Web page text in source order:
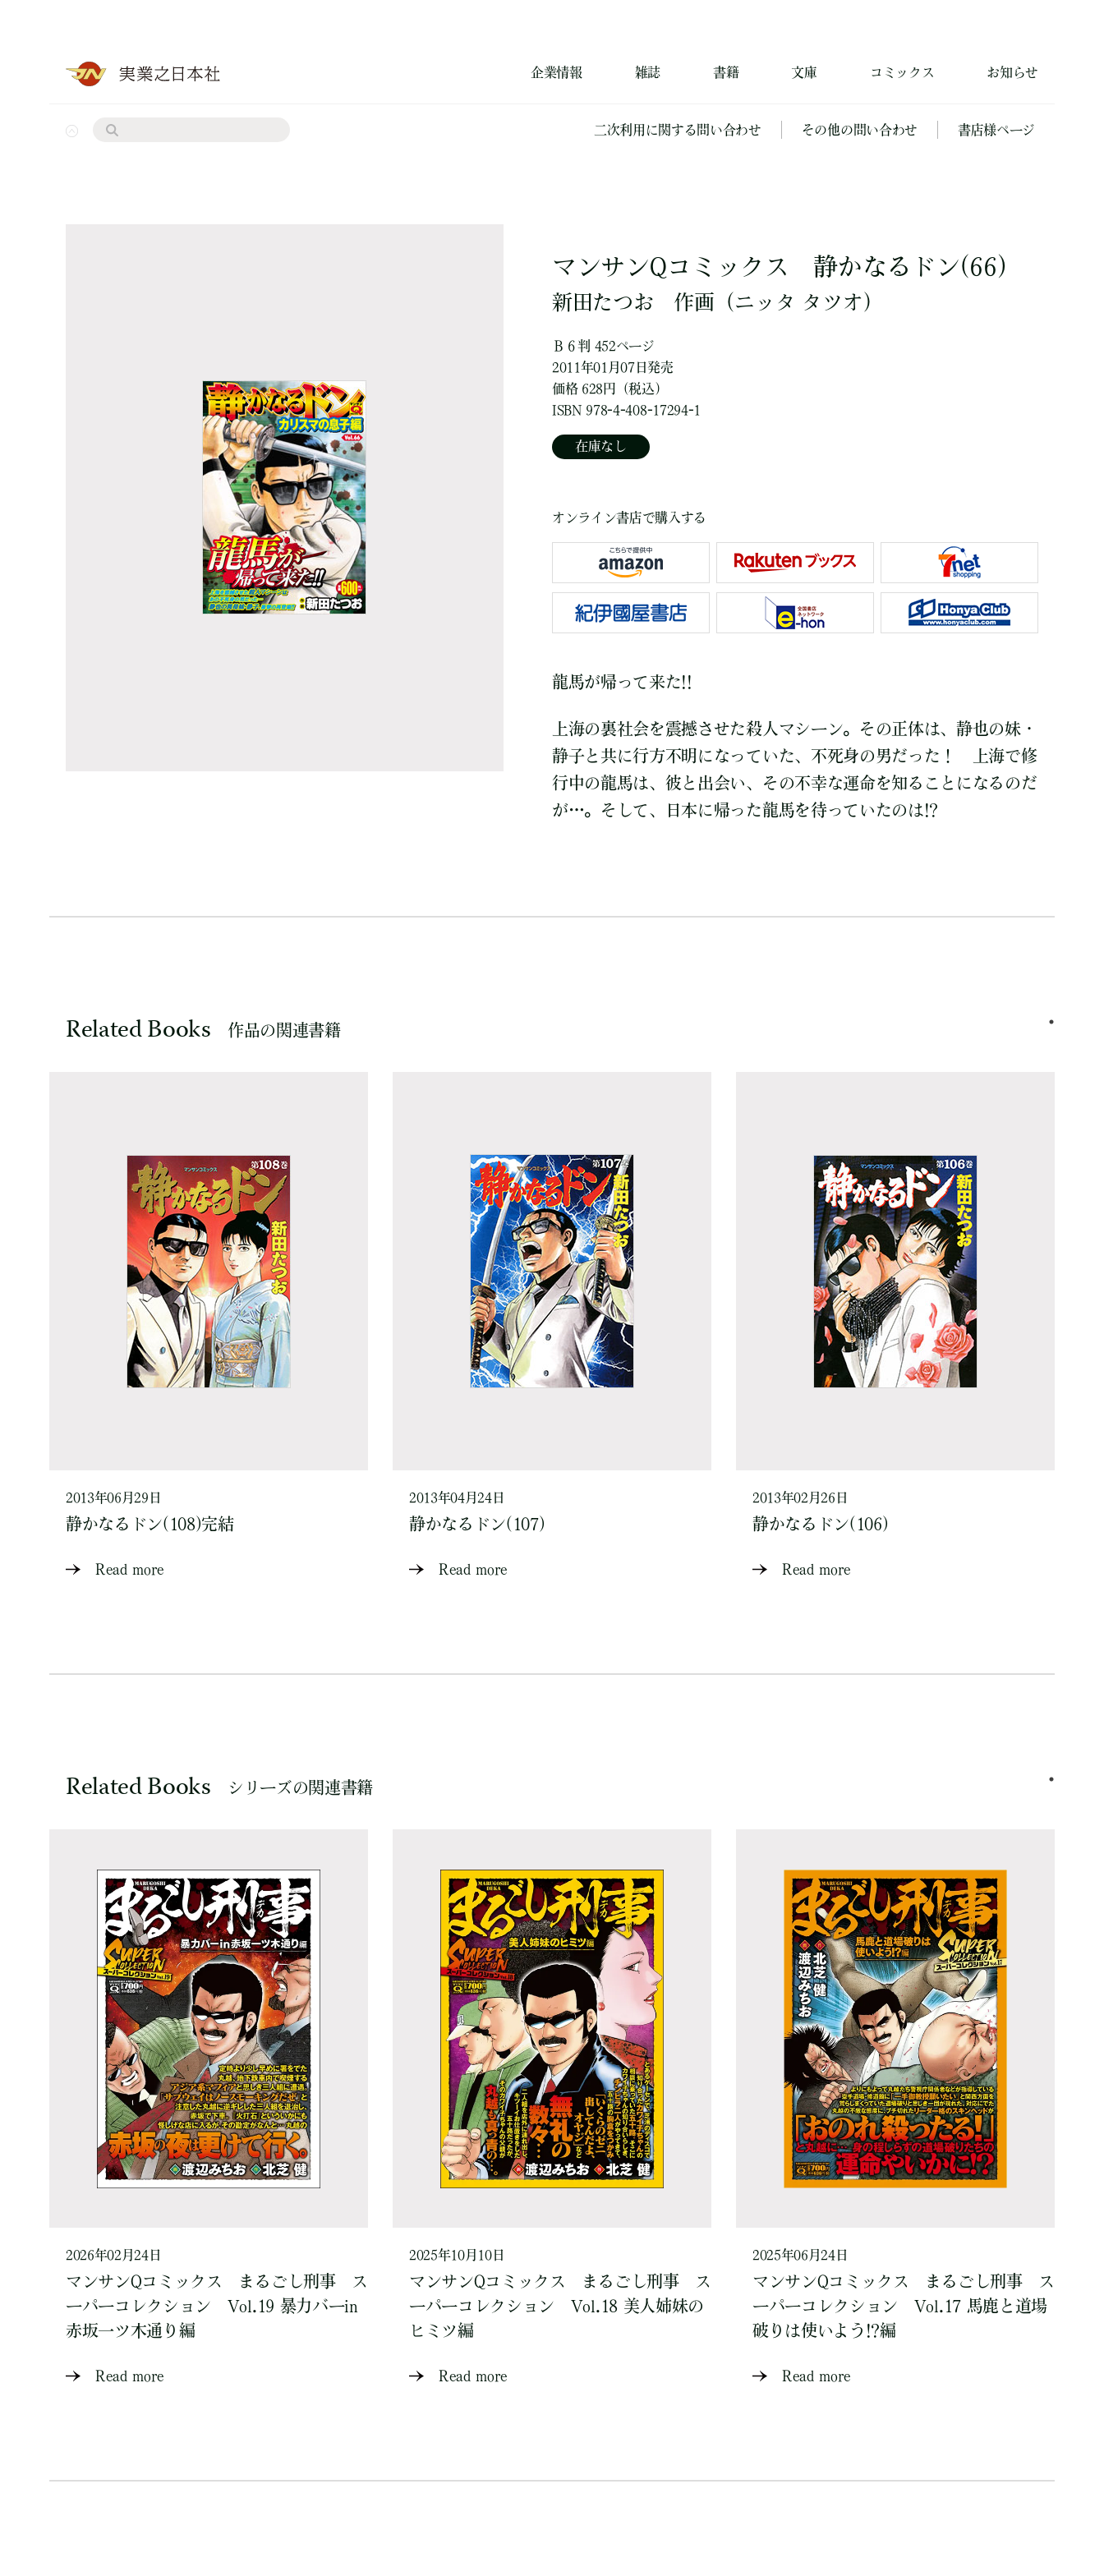
企業情報 雑誌 書籍 文庫 コミックス お知らせ
二次利用に関する問い合わせ その他の問い合わせ 書店様ページ
マンサンQコミックス 静かなるドン(66)
新田たつお 作画 （ニッタ タツオ）
Ｂ６判 452ページ
2011年01月07日発売
価格 628円（税込）
ISBN 978-4-408-17294-1
在庫なし
オンライン書店で購入する
龍馬が帰って来た!!
上海の裏社会を震撼させた殺人マシーン。その正体は、静也の妹・
静子と共に行方不明になっていた、不死身の男だった！ 上海で修
行中の龍馬は、彼と出会い、その不幸な運命を知ることになるのだ
が…。そして、日本に帰った龍馬を待っていたのは!?
Related Books 作品の関連書籍
2013年06月29日
静かなるドン(108)完結
Read more
2013年04月24日
静かなるドン(107)
Read more
2013年02月26日
静かなるドン(106)
Read more
Related Books シリーズの関連書籍
2026年02月24日
マンサンQコミックス まるごし刑事 ス
ーパーコレクション Vol.19 暴力バーin
赤坂一ツ木通り編
Read more
2025年10月10日
マンサンQコミックス まるごし刑事 ス
ーパーコレクション Vol.18 美人姉妹の
ヒミツ編
Read more
2025年06月24日
マンサンQコミックス まるごし刑事 ス
ーパーコレクション Vol.17 馬鹿と道場
破りは使いよう!?編
Read more